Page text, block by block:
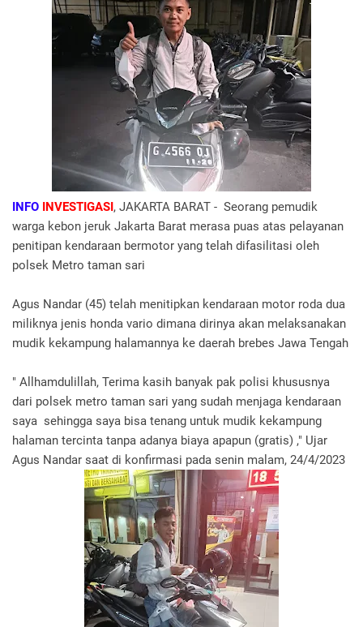
INFO INVESTIGASI , JAKARTA BARAT - Seorang pemudik
warga kebon jeruk Jakarta Barat merasa puas atas pelayanan
penitipan kendaraan bermotor yang telah difasilitasi oleh
polsek Metro taman sari
Agus Nandar (45) telah menitipkan kendaraan motor roda dua
miliknya jenis honda vario dimana dirinya akan melaksanakan
mudik kekampung halamannya ke daerah brebes Jawa Tengah
" Allhamdulillah, Terima kasih banyak pak polisi khususnya
dari polsek metro taman sari yang sudah menjaga kendaraan
saya sehingga saya bisa tenang untuk mudik kekampung
halaman tercinta tanpa adanya biaya apapun (gratis) ," Ujar
Agus Nandar saat di konfirmasi pada senin malam, 24/4/2023